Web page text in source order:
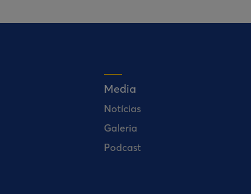
Media
Notícias
Galeria
Podcast